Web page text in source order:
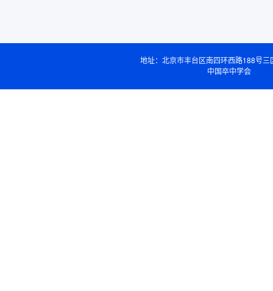
地址：北京市丰台区南四环西路188号三
中国卒中学会